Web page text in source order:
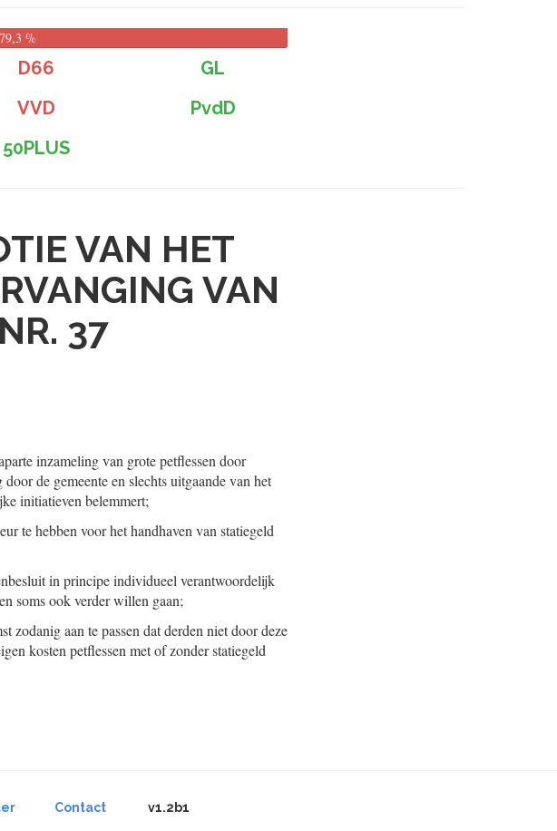
79,3 %
D66
GL
VVD
PvdD
50PLUS
VAN HET
VAN
37
inzameling van grote petflessen door
de gemeente en slechts uitgaande van het
initiatieven belemmert;
te hebben voor het handhaven van statiegeld
in principe individueel verantwoordelijk
soms ook verder willen gaan;
zodanig aan te passen dat derden niet door deze
kosten petflessen met of zonder statiegeld
Contact v1.2b1